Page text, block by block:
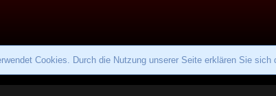
Cookies. Durch die Nutzung unserer Seite erklären Sie